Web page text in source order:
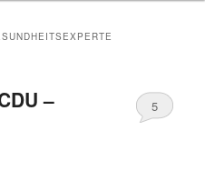
–
5